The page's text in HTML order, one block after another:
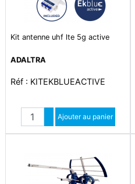
Kit antenne uhf lte 5g active
ADALTRA
Réf : KITEKBLUEACTIVE
Quantité
Augmenter quantité
Diminuer quantité
Ajouter au panier